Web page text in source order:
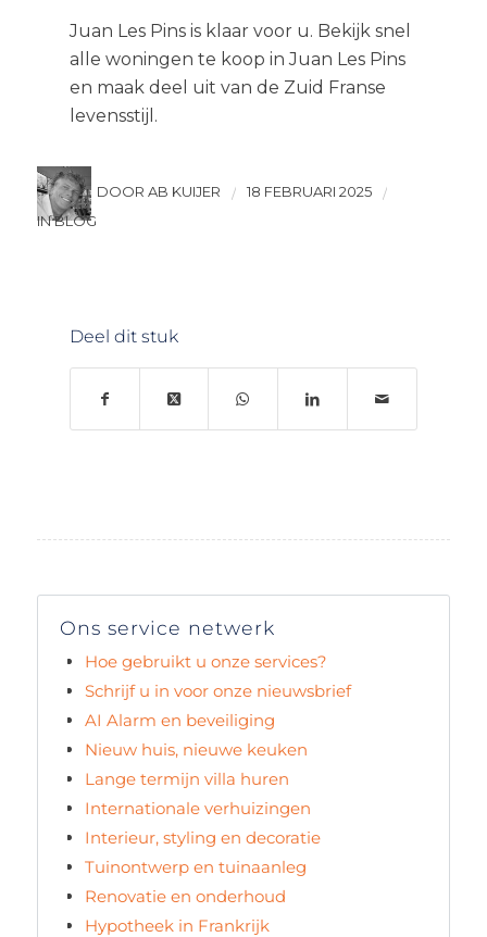
Juan Les Pins is klaar voor u. Bekijk snel
alle woningen te koop in Juan Les Pins
en maak deel uit van de Zuid Franse
levensstijl.
DOOR AB KUIJER / 18 FEBRUARI 2025
/
IN BLOG
Deel dit stuk
Ons service netwerk
Hoe gebruikt u onze services?
Schrijf u in voor onze nieuwsbrief
AI Alarm en beveiliging
Nieuw huis, nieuwe keuken
Lange termijn villa huren
Internationale verhuizingen
Interieur, styling en decoratie
Tuinontwerp en tuinaanleg
Renovatie en onderhoud
Hypotheek in Frankrijk